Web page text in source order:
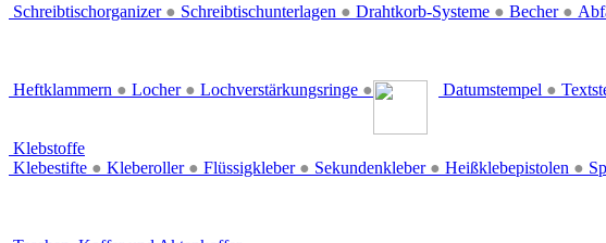
Schreibtischorganizer ● Schreibtischunterlagen ● Drahtkorb-Systeme ● Becher ●
Heftklammern ● Locher ● Lochverstärkungsringe ●
Datumstempel ●
Klebstoffe
Klebestifte ● Kleberoller ● Flüssigkleber ● Sekundenkleber ● Heißklebepistolen ●